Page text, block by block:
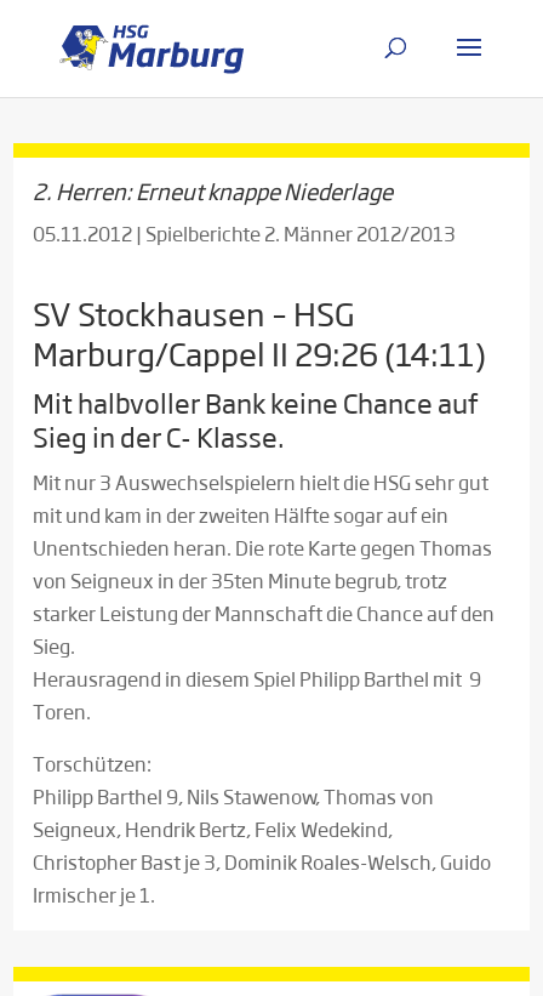
2. Herren: Erneut knappe Niederlage
05.11.2012| Spielberichte 2. Männer 2012/2013
SV Stockhausen – HSG
Marburg/Cappel II 29:26 (14:11)
Mit halbvoller Bank keine Chance auf
Sieg in der C- Klasse.
Mit nur 3 Auswechselspielern hielt die HSG sehr gut
mit und kam in der zweiten Hälfte sogar auf ein
Unentschieden heran. Die rote Karte gegen Thomas
von Seigneux in der 35ten Minute begrub, trotz
starker Leistung der Mannschaft die Chance auf den
Sieg.
Herausragend in diesem Spiel Philipp Barthel mit 9
Toren.
Torschützen:
Philipp Barthel 9, Nils Stawenow, Thomas von
Seigneux, Hendrik Bertz, Felix Wedekind,
Christopher Bast je 3, Dominik Roales-Welsch, Guido
Irmischer je 1.